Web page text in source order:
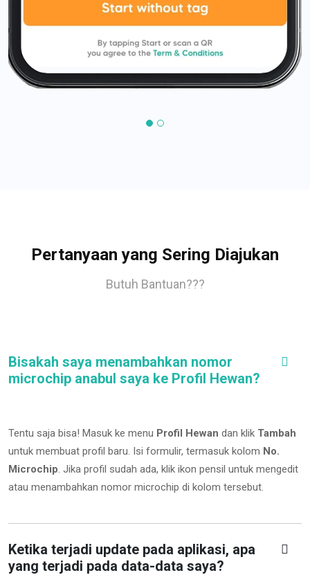
Pertanyaan yang Sering Diajukan
Butuh Bantuan???
Bisakah saya menambahkan nomor
microchip anabul saya ke Profil Hewan?
Tentu saja bisa! Masuk ke menu Profil Hewan dan klik Tambah
untuk membuat profil baru. Isi formulir, termasuk kolom No.
Microchip. Jika profil sudah ada, klik ikon pensil untuk mengedit
atau menambahkan nomor microchip di kolom tersebut.
Ketika terjadi update pada aplikasi, apa
yang terjadi pada data-data saya?